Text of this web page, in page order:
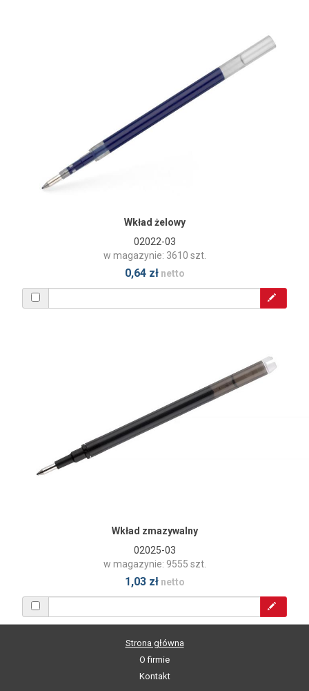
Wkład żelowy
02022-03
w magazynie: 3610 szt.
0,64 złnetto
Wkład zmazywalny
02025-03
w magazynie: 9555 szt.
1,03 złnetto
Strona główna
O firmie
Kontakt